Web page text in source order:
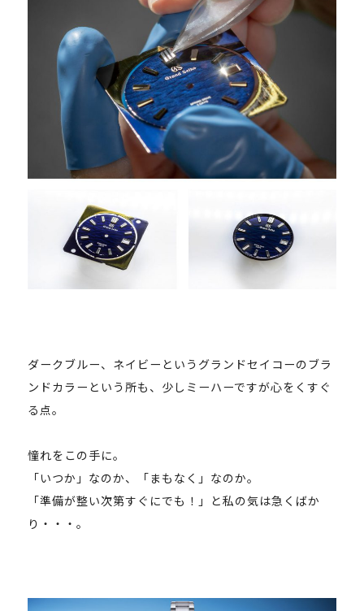
ダークブルー、ネイビーというグランドセイコーのブラ
ンドカラーという所も、少しミーハーですが心をくすぐ
る点。
憧れをこの手に。
「いつか」なのか、「まもなく」なのか。
「準備が整い次第すぐにでも！」と私の気は急くばか
り・・・。